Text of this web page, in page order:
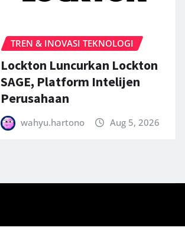
TREN & INOVASI TEKNOLOGI
Lockton Luncurkan Lockton
SAGE, Platform Intelijen
Perusahaan
wahyu.hartono Aug 5, 2026